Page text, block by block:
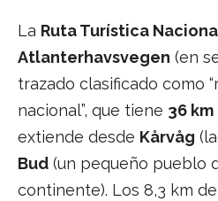
La Ruta Turística
Atlanterhavsvegen (en
trazado clasificado como
nacional”, que tiene 36 km
extiende desde Kårvåg
Bud (un pequeño pueblo
continente). Los 8,3 km